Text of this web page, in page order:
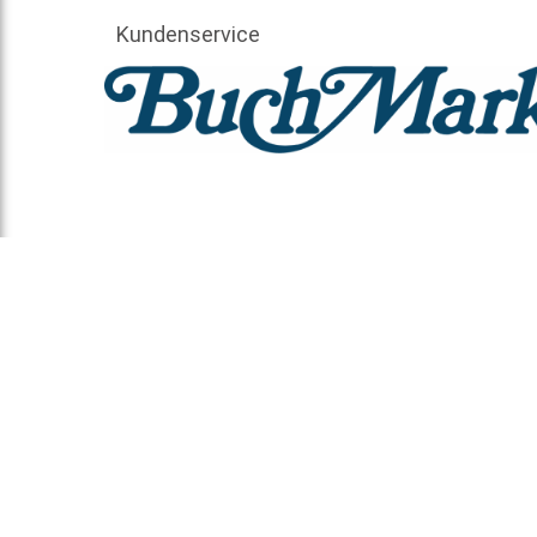
Kundenservice